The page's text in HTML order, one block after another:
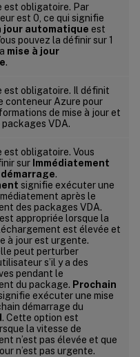
est obligatoire. Par
est 0, ce qui signifie
jour automatique est
pouvez la définir sur 1
mise à jour
.
est obligatoire. Il définit
conteneur Azure pour
de mise à jour et
VDA.
est obligatoire. Vous
sur Immédiatement
.
signifie exécuter une
après le
des packages VDA.
appropriée lorsque la
est élevée et
à jour est urgente.
peut perturber
s’il y a des
pendant le
du package. Prochain
exécuter une mise
démarrage du
. Cette option est
la vitesse de
n’est pas élevée et que
n’est pas urgente.